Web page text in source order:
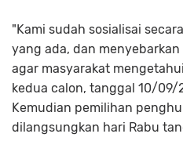
"Kami sudah sosialisai
yang ada, dan
agar masyarakat
kedua calon, tanggal 10/09/
Kemudian pemilihan
dilangsungkan hari Rabu